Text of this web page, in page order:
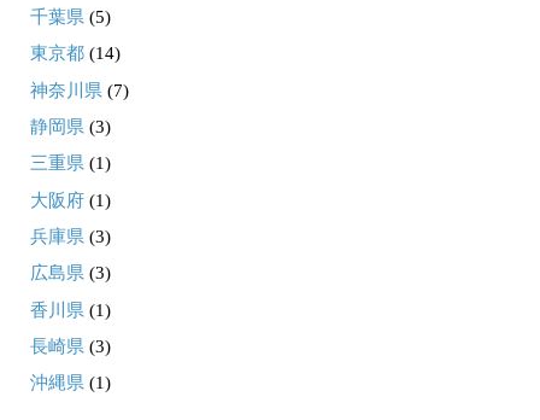
千葉県 (5)
東京都 (14)
神奈川県 (7)
静岡県 (3)
三重県 (1)
大阪府 (1)
兵庫県 (3)
広島県 (3)
香川県 (1)
長崎県 (3)
沖縄県 (1)